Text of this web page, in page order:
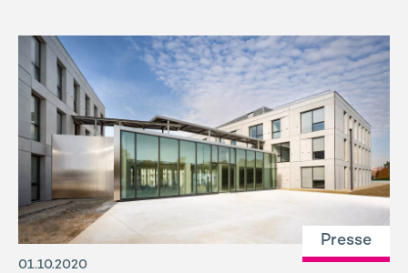
Presse
01.10.2020